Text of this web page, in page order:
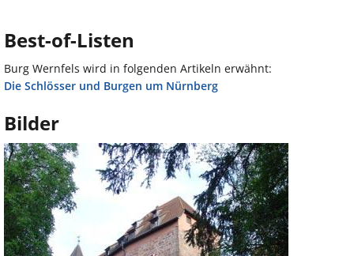
Best-of-Listen
Burg Wernfels wird in folgenden Artikeln erwähnt:
Die Schlösser und Burgen um Nürnberg
Bilder